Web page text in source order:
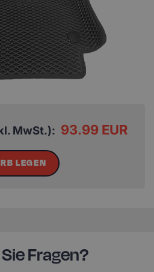
MwSt.): 93.99 EUR
LEGEN
Fragen?